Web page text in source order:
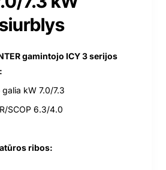
gamintojo ICY 3 serijos
kW 7.0/7.3
SCOP 6.3/4.0
ribos: